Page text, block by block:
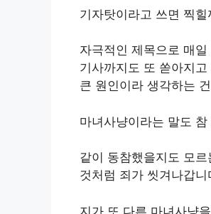
기자탓이라고 쓰면 찍
자극적인 제목으로 매
기사까지도 또 쏟아지
큰 원인이라 생각하는
마녀사냥이라는 말도 참
같이 동참했을지도 모
것처럼 죄가 씻겨나갑니
지가 또 다른 마녀사냥